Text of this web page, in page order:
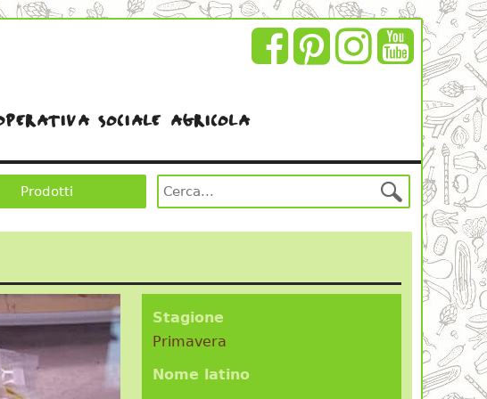
sociale agricola
Prodotti
Stagione
Primavera
Nome latino